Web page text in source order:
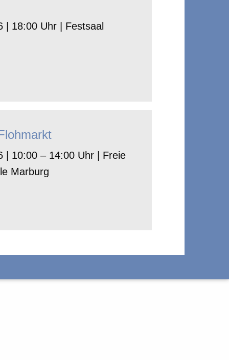
| 18:00 Uhr | Festsaal
| 10:00 – 14:00 Uhr | Freie
Marburg